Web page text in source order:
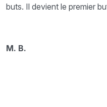
buts. Il devient le premier
M. B.